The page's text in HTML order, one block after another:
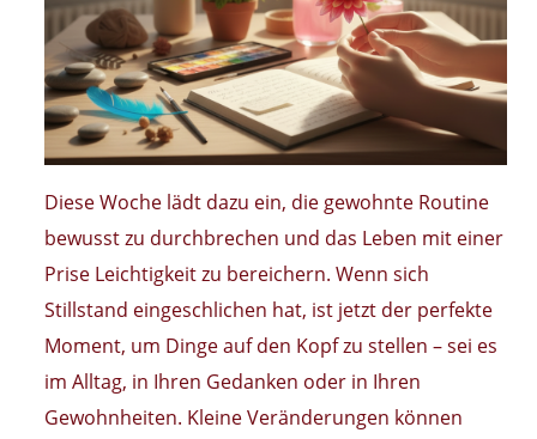
Diese Woche lädt dazu ein, die gewohnte Routine
bewusst zu durchbrechen und das Leben mit einer
Prise Leichtigkeit zu bereichern. Wenn sich
Stillstand eingeschlichen hat, ist jetzt der perfekte
Moment, um Dinge auf den Kopf zu stellen – sei es
im Alltag, in Ihren Gedanken oder in Ihren
Gewohnheiten. Kleine Veränderungen können